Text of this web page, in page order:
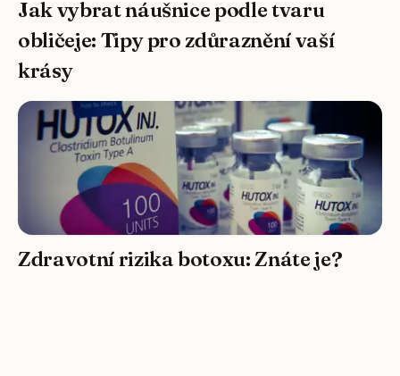
Jak vybrat náušnice podle tvaru
obličeje: Tipy pro zdůraznění vaší
krásy
Zdravotní rizika botoxu: Znáte je?